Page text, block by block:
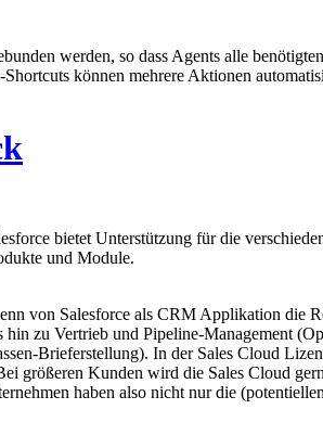
werden, so dass Agents alle
können mehrere Aktionen
bietet Unterstützung für die
und Module.
von Salesforce als CRM Applikation die
zu Vertrieb und Pipeline-Management
Brieferstellung). In der Sales Cloud
größeren Kunden wird die Sales Cloud
haben also nicht nur die